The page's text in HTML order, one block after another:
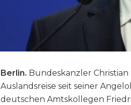
Berlin. Bundeskanzler
Auslandsreise seit seiner
deutschen Amtskollegen